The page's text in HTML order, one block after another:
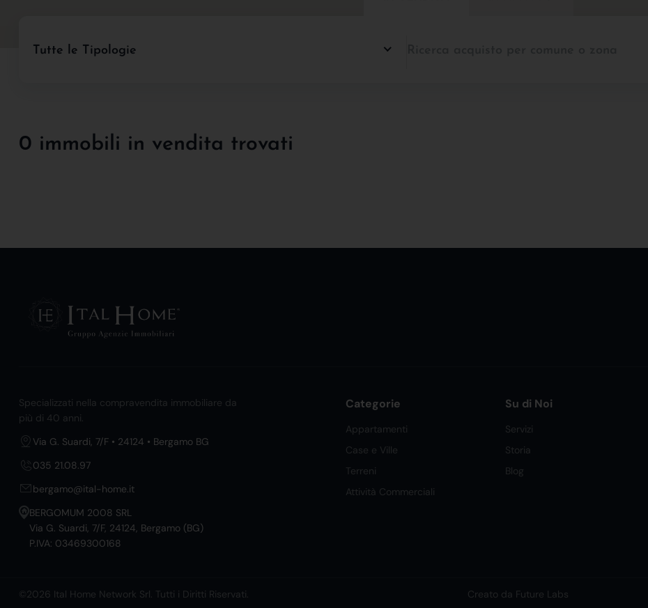
Tutte le Tipologie
0 immobili in vendita trovati
Specializzati nella compravendita immobiliare da
più di 40 anni.
Via G. Suardi, 7/F • 24124 • Bergamo BG
035 21.08.97
bergamo@ital-home.it
BERGOMUM 2008 SRL
Via G. Suardi, 7/F, 24124, Bergamo (BG)
P.IVA: 03469300168
Categorie
Appartamenti
Case e Ville
Terreni
Attività Commerciali
Su di Noi
Servizi
Storia
Blog
©2026 Ital Home Network Srl. Tutti i Diritti Riservati. Creato da Future Labs